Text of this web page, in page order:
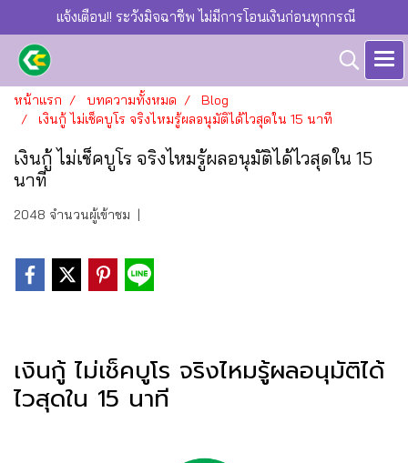
แจ้งเตือน!! ระวังมิจฉาชีพ ไม่มีการโอนเงินก่อนทุกกรณี
หน้าแรก บทความทั้งหมด
Blog
เงินกู้ ไม่เช็คบูโร จริงไหมรู้ผลอนุมัติได้ไวสุดใน 15 นาที
เงินกู้ ไม่เช็คบูโร จริงไหมรู้ผลอนุมัติได้ไวสุดใน 15
นาที
2048 จำนวนผู้เข้าชม |
เงินกู้ ไม่เช็คบูโร จริงไหมรู้ผลอนุมัติได้
ไวสุดใน 15 นาที